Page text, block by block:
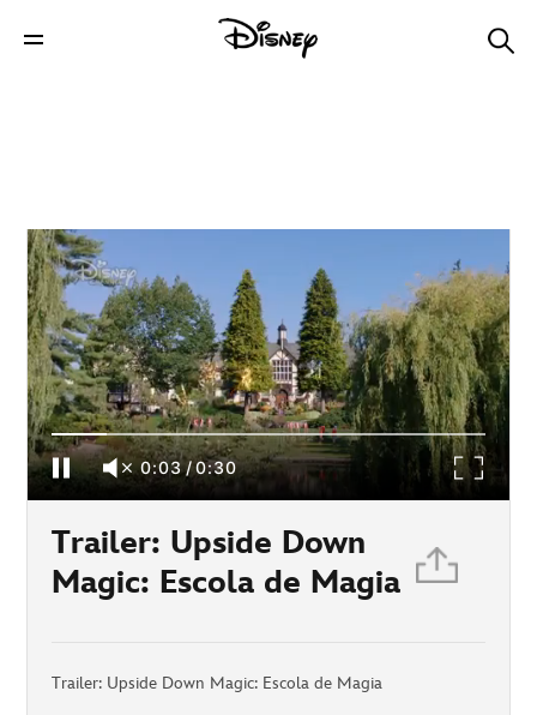
Trailer: Upside Down Magic: Escola de
Magia
0:03/0:30
Trailer: Upside Down
Magic: Escola de Magia
Trailer: Upside Down Magic: Escola de Magia